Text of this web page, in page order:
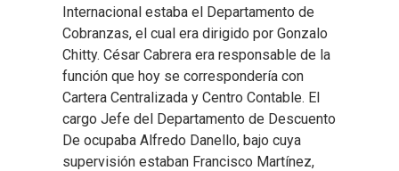
Internacional estaba el Departamento de
Cobranzas, el cual era dirigido por Gonzalo
Chitty. César Cabrera era responsable de la
función que hoy se correspondería con
Cartera Centralizada y Centro Contable. El
cargo Jefe del Departamento de Descuento
De ocupaba Alfredo Danello, bajo cuya
supervisión estaban Francisco Martínez,